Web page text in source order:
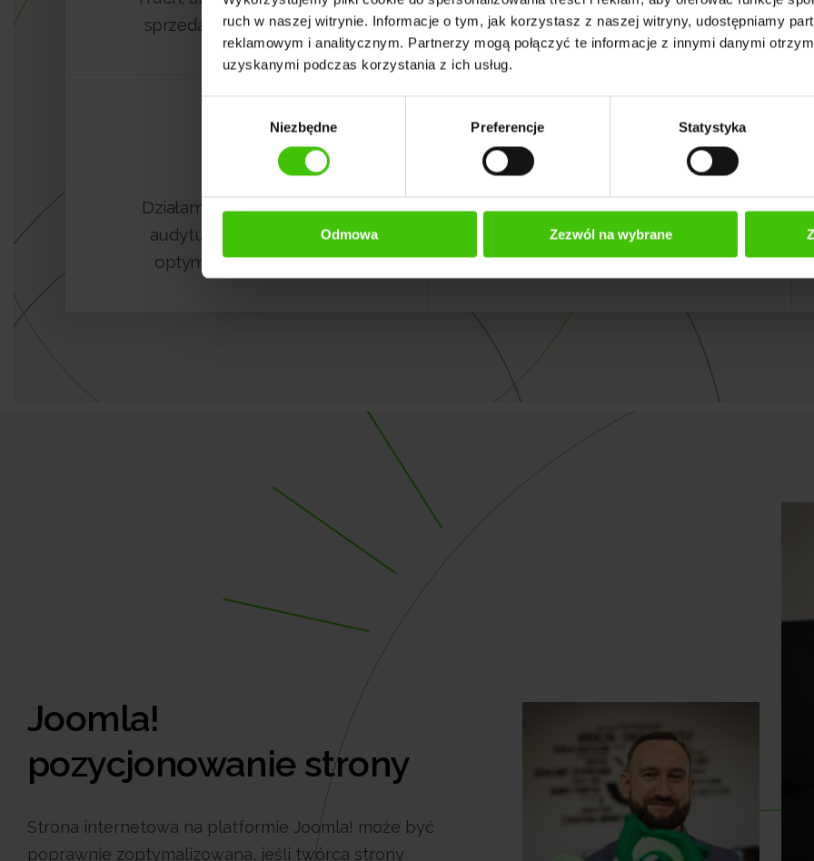
ruch w naszej witrynie. Informacje o tym, jak korzystasz z naszej witryny, udostępniamy
reklamowym i analitycznym. Partnerzy mogą połączyć te informacje z innymi danymi
uzyskanymi podczas korzystania z ich usług.
Niezbędne Preferencje Statystyka
Odmowa Zezwól na wybrane
sprzedaż dla Twojej strony
dedykowany zespół specjalistów
Działamy kompleksowo od
audytu, poprzez SEO, po
optymalizację konwersji
Mamy techniczną wiedzę -
dlatego możemy optymalizować
każdy CMS
Joomla!
pozycjonowanie strony
Strona internetowa na platformie Joomla! może być
poprawnie zoptymalizowana, jeśli twórca strony